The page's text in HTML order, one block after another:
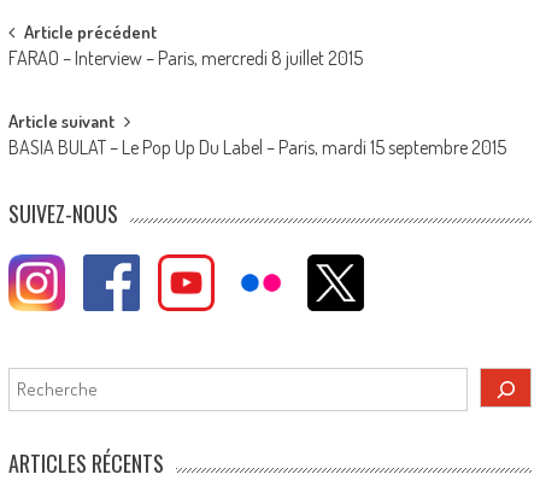
Post
navigation
Article précédent
FARAO – Interview – Paris, mercredi 8 juillet 2015
Article suivant
BASIA BULAT – Le Pop Up Du Label – Paris, mardi 15 septembre 2015
SUIVEZ-NOUS
Rechercher
ARTICLES RÉCENTS